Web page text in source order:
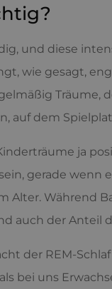
und diese
wie gesagt,
Träume,
auf dem
ja
gerade wenn
Alter. Während
auch der Anteil
der REM-
bei uns